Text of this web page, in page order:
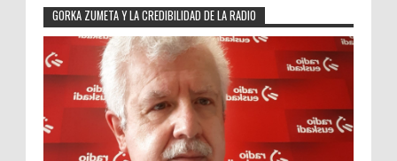
GORKA ZUMETA Y LA CREDIBILIDAD DE LA RADIO